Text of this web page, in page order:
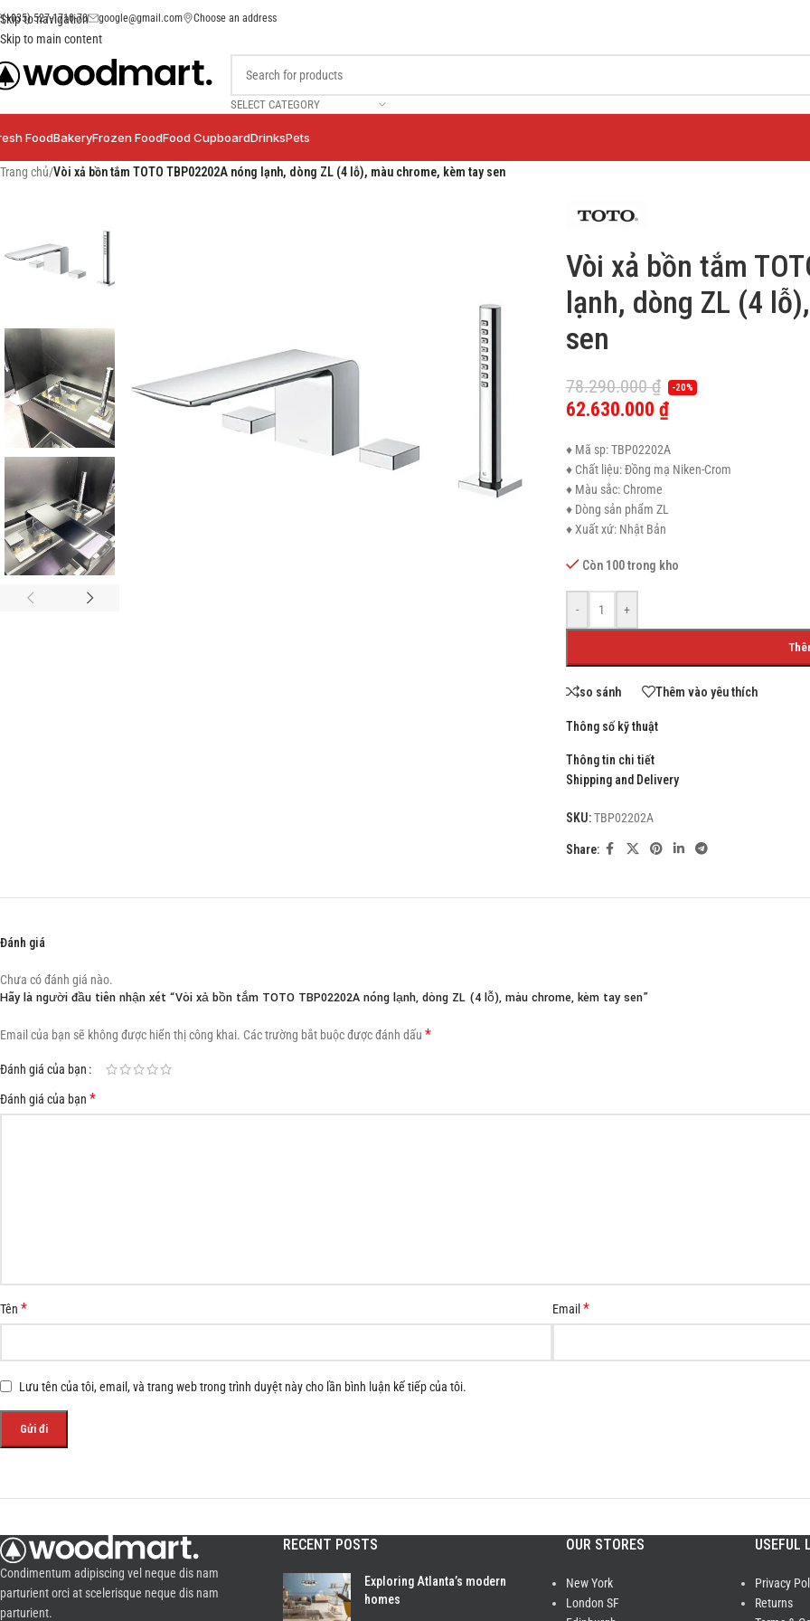
Skip to navigation
Skip to main content
(+035) 527-1710-70 google@gmail.com Choose an address
SELECT CATEGORY
FoodBakeryFrozen FoodFood CupboardDrinksPets
SHOP LAYOUTS
Filters area
AJAX Shop
Hidden sidebar
HOT
Products list view
Header overlap
Trang chủ/Vòi xả bồn tắm TOTO TBP02202A nóng lạnh, dòng ZL (4 lỗ), màu chrome, kèm tay sen
Vòi xả bồn tắm
lạnh, dòng ZL (4
sen
78.290.000₫ -20%
62.630.000 ₫
♦ Mã sp: TBP02202A
♦ Chất liệu: Đồng mạ Niken-Crom
♦ Màu sắc: Chrome
♦ Dòng sản phẩm ZL
♦ Xuất xứ: Nhật Bản
Còn 100 trong kho
- +
so sánh Thêm vào yêu thích
Thông số kỹ thuật
Thông tin chi tiết
Shipping and Delivery
SKU:TBP02202A
Share:
Đánh giá
Chưa có đánh giá nào.
Hãy là người đầu tiên nhận xét “Vòi xả bồn tắm TOTO TBP02202A nóng lạnh, dòng ZL (4 lỗ), màu chrome, kèm tay sen”
Email của bạn sẽ không được hiển thị công khai. Các trường bắt buộc được đánh dấu *
Đánh giá của bạn
Đánh giá của bạn *
Tên * Email *
Lưu tên của tôi, email, và trang web trong trình duyệt này cho lần bình luận kế tiếp của tôi.
Condimentum adipiscing vel neque dis nam
parturient orci at scelerisque neque dis nam
parturient.
RECENT POSTS
Exploring Atlanta’s modern
homes
OUR STORES
New York
London SF
USEFUL
Privacy
Returns